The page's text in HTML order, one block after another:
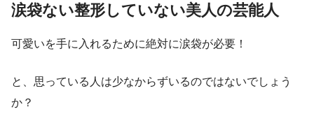
涙袋ない整形していない美人の芸能人
可愛いを手に入れるために絶対に涙袋が必要！
と、思っている人は少なからずいるのではないでしょう
か？